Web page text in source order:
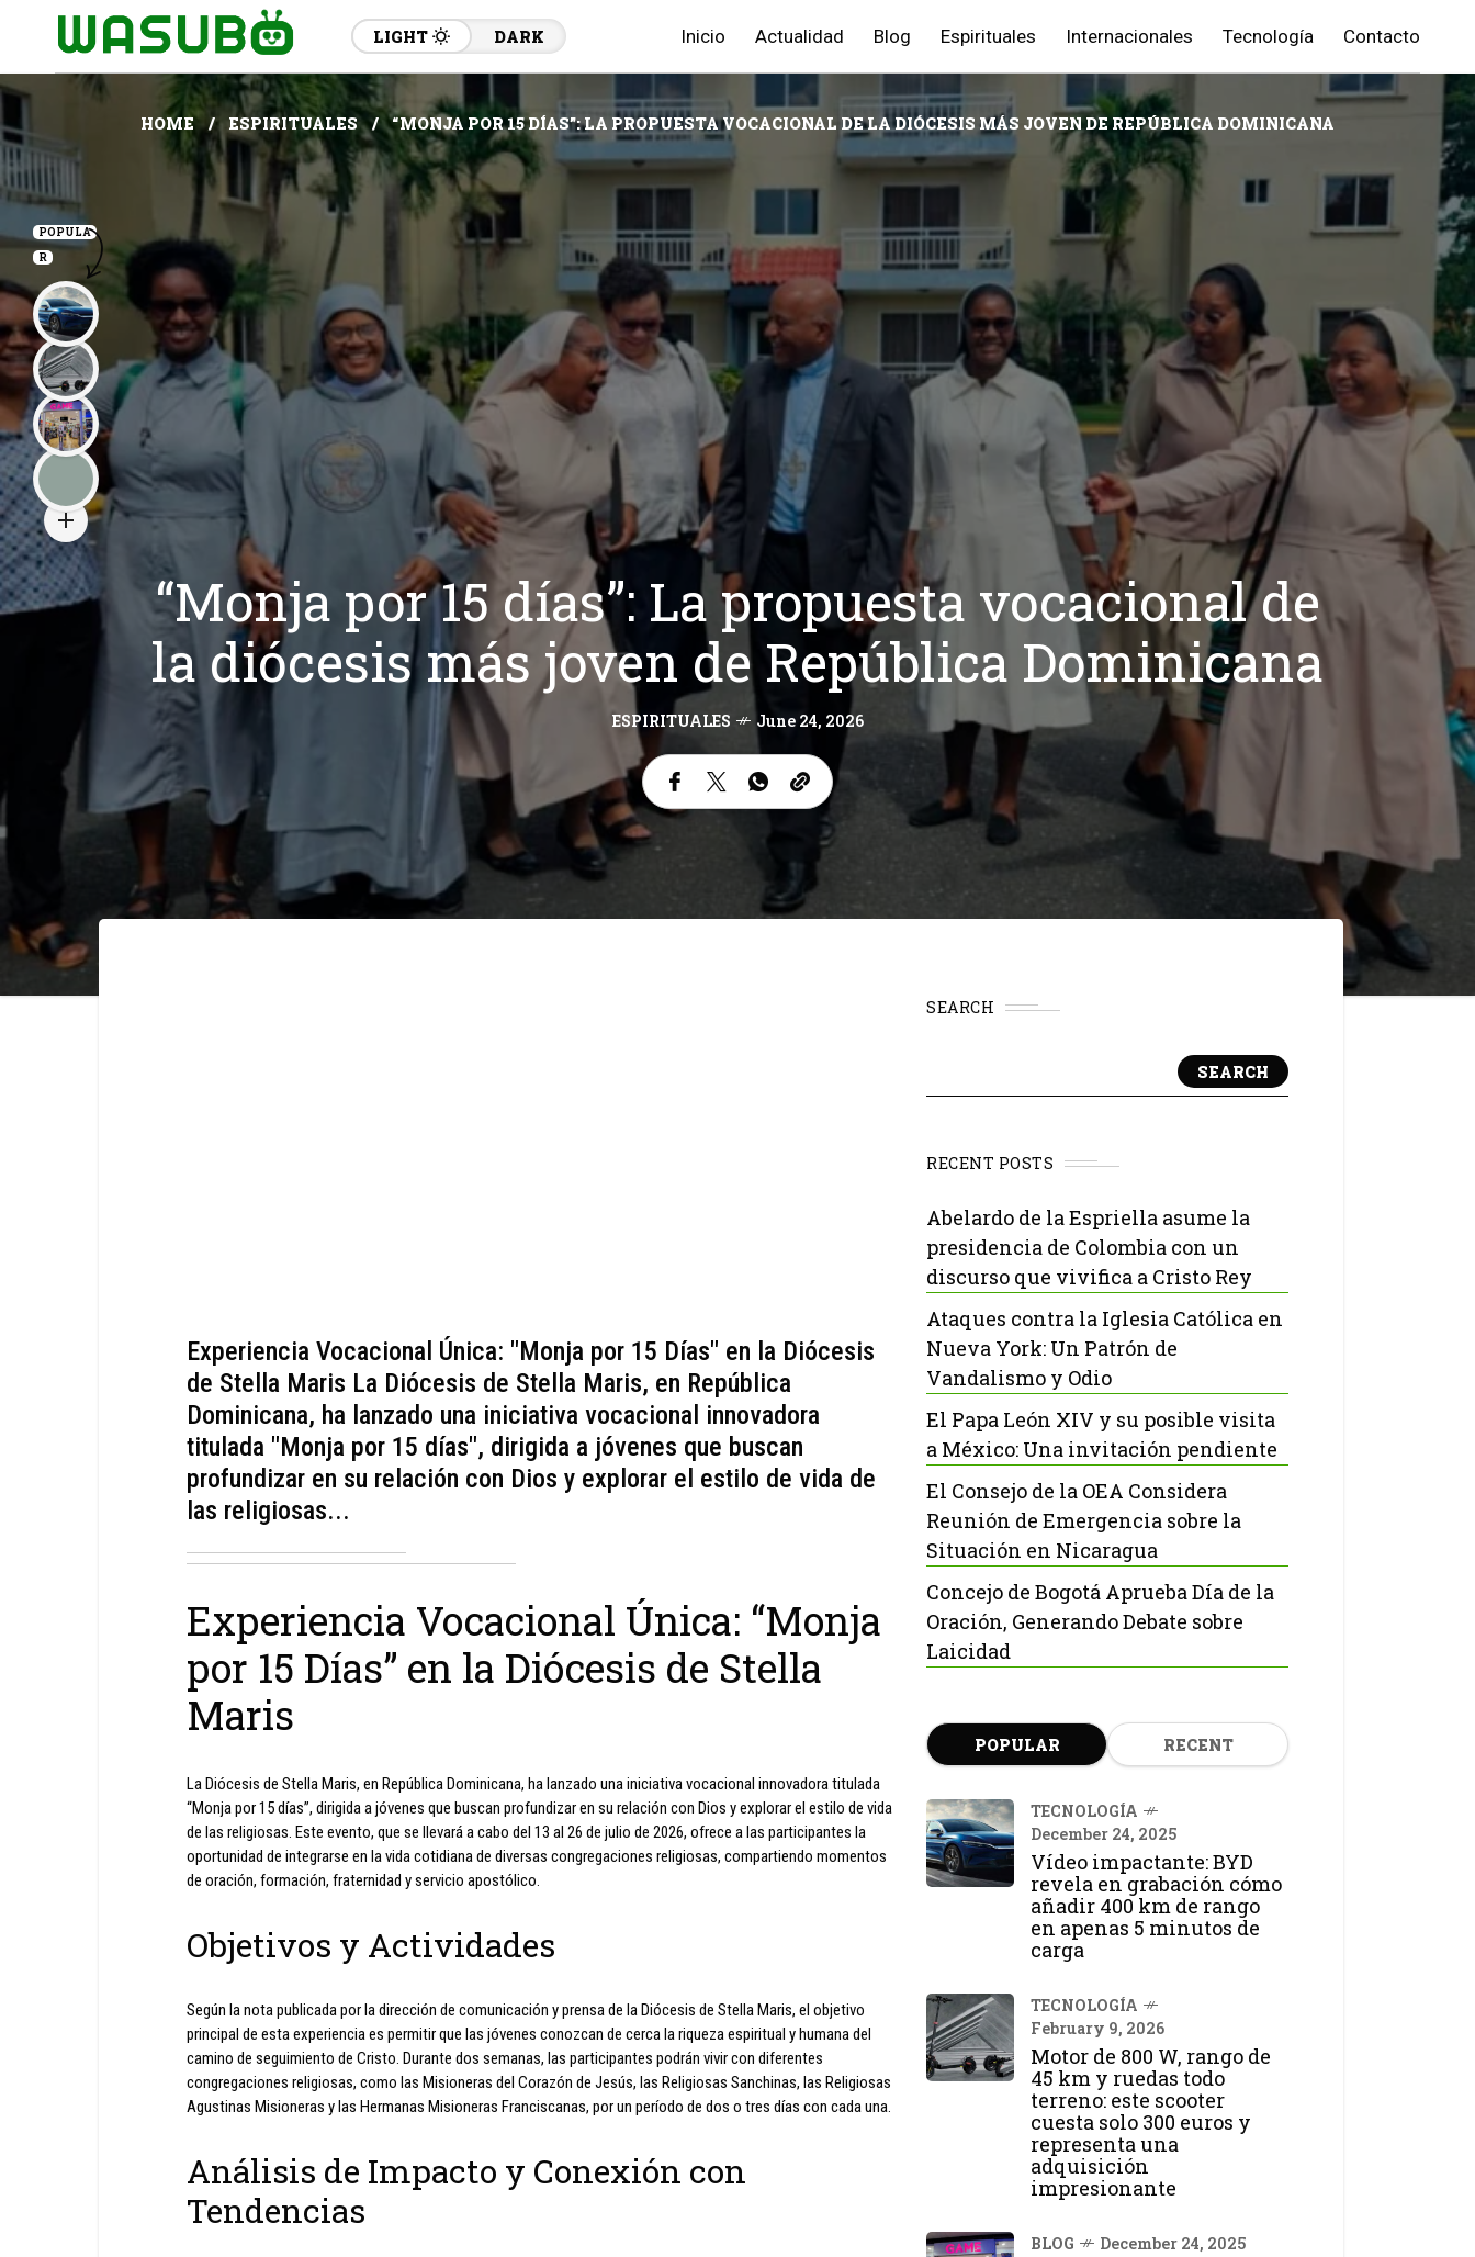
LIGHT DARK Inicio Actualidad Blog Espirituales Internacionales Tecnología Contacto
HOME ESPIRITUALES “MONJA POR 15 DÍAS”: LA PROPUESTA VOCACIONAL DE LA DIÓCESIS MÁS JOVEN DE REPÚBLICA DOMINICANA
“Monja por 15 días”: La propuesta vocacional de
la diócesis más joven de República Dominicana
ESPIRITUALES June 24, 2026
Experiencia Vocacional Única: "Monja por 15 Días" en la Diócesis
de Stella Maris La Diócesis de Stella Maris, en República
Dominicana, ha lanzado una iniciativa vocacional innovadora
titulada "Monja por 15 días", dirigida a jóvenes que buscan
profundizar en su relación con Dios y explorar el estilo de vida de
las religiosas...
Experiencia Vocacional Única: “Monja
por 15 Días” en la Diócesis de Stella
Maris
La Diócesis de Stella Maris, en República Dominicana, ha lanzado una iniciativa vocacional innovadora titulada
“Monja por 15 días”, dirigida a jóvenes que buscan profundizar en su relación con Dios y explorar el estilo de vida
de las religiosas. Este evento, que se llevará a cabo del 13 al 26 de julio de 2026, ofrece a las participantes la
oportunidad de integrarse en la vida cotidiana de diversas congregaciones religiosas, compartiendo momentos
de oración, formación, fraternidad y servicio apostólico.
Objetivos y Actividades
Según la nota publicada por la dirección de comunicación y prensa de la Diócesis de Stella Maris, el objetivo
principal de esta experiencia es permitir que las jóvenes conozcan de cerca la riqueza espiritual y humana del
camino de seguimiento de Cristo. Durante dos semanas, las participantes podrán vivir con diferentes
congregaciones religiosas, como las Misioneras del Corazón de Jesús, las Religiosas Sanchinas, las Religiosas
Agustinas Misioneras y las Hermanas Misioneras Franciscanas, por un período de dos o tres días con cada una.
Análisis de Impacto y Conexión con
Tendencias
SEARCH
SEARCH
RECENT POSTS
Abelardo de la Espriella asume la
presidencia de Colombia con un
discurso que vivifica a Cristo Rey
Ataques contra la Iglesia Católica en
Nueva York: Un Patrón de
Vandalismo y Odio
El Papa León XIV y su posible visita
a México: Una invitación pendiente
El Consejo de la OEA Considera
Reunión de Emergencia sobre la
Situación en Nicaragua
Concejo de Bogotá Aprueba Día de la
Oración, Generando Debate sobre
Laicidad
POPULAR RECENT
TECNOLOGÍA
December 24, 2025
Vídeo impactante: BYD
revela en grabación cómo
añadir 400 km de rango
en apenas 5 minutos de
carga
TECNOLOGÍA
February 9, 2026
Motor de 800 W, rango de
45 km y ruedas todo
terreno: este scooter
cuesta solo 300 euros y
representa una
adquisición
impresionante
BLOG December 24, 2025
POPULA
R